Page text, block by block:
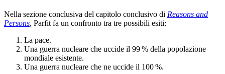
Nella sezione conclusiva del capitolo conclusivo di Reasons and
Persons, Parfit fa un confronto tra tre possibili esiti:
La pace.
Una guerra nucleare che uccide il 99 % della popolazione
mondiale esistente.
Una guerra nucleare che ne uccide il 100 %.